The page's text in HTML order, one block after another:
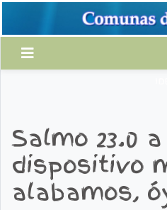
Salmo 23.0
dispositivo
alabamos,